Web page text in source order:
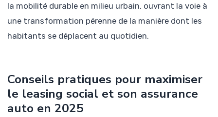
la mobilité durable en milieu urbain, ouvrant la voie à
une transformation pérenne de la manière dont les
habitants se déplacent au quotidien.
Conseils pratiques pour maximiser
le leasing social et son assurance
auto en 2025